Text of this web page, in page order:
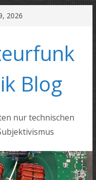
2026
Blog
nur technischen